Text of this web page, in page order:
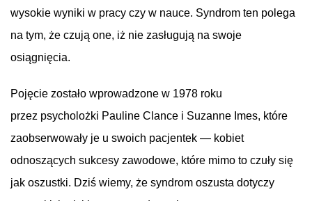
wysokie wyniki w pracy czy w nauce. Syndrom ten polega
na tym, że czują one, iż nie zasługują na swoje
osiągnięcia.
Pojęcie zostało wprowadzone w 1978 roku
przez psycholożki Pauline Clance i Suzanne Imes, które
zaobserwowały je u swoich pacjentek — kobiet
odnoszących sukcesy zawodowe, które mimo to czuły się
jak oszustki. Dziś wiemy, że syndrom oszusta dotyczy